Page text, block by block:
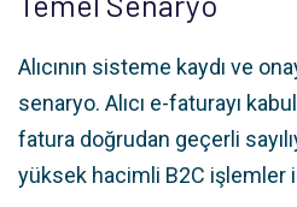
Alıcının sisteme kaydı ve
senaryo. Alıcı e-faturayı
fatura doğrudan geçerli
yüksek hacimli B2C işlemler